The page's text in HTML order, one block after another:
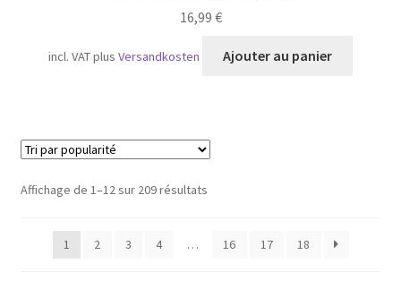
16,99 €
incl. VATplusVersandkosten Ajouter au panier
Affichage de 1–12 sur 209 résultatsTrié
1
2 3 4 … 16 17 18